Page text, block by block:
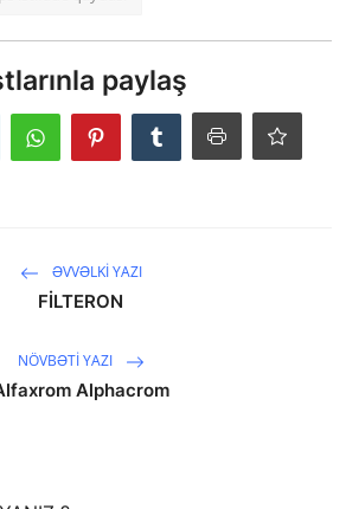
paylaş
ƏVVƏLKI YAZI
FİLTERON
NÖVBƏTI YAZI
Alphacrom